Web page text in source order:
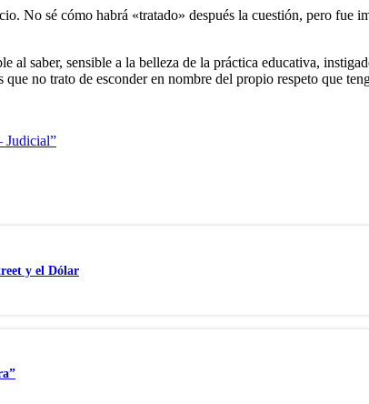
No sé cómo habrá «tratado» después la cuestión, pero fue
saber, sensible a la belleza de la práctica educativa,
no trato de esconder en nombre del propio respeto que
Judicial”
y el Dólar